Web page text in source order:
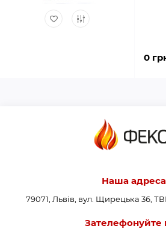
0
Наша
79071, Львів, вул. Щирецька 36,
Зателефонуйте